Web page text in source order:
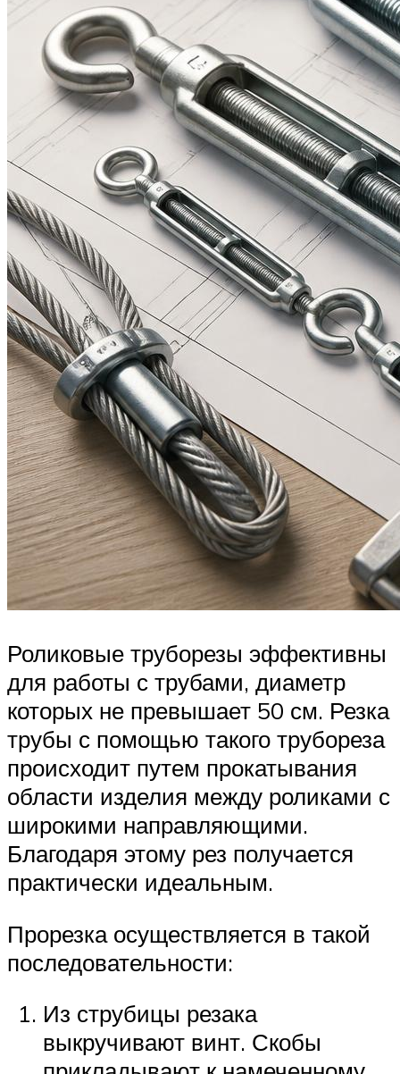
Роликовые труборезы эффективны
для работы с трубами, диаметр
которых не превышает 50 см. Резка
трубы с помощью такого трубореза
происходит путем прокатывания
области изделия между роликами с
широкими направляющими.
Благодаря этому рез получается
практически идеальным.
Прорезка осуществляется в такой
последовательности:
Из струбицы резака
выкручивают винт. Скобы